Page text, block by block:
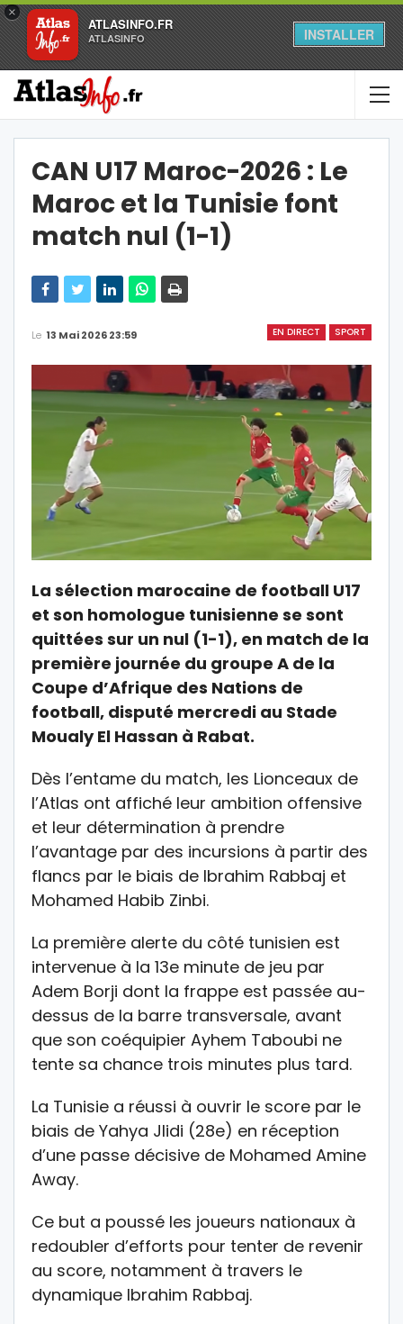
×
ATLASINFO.FR
ATLASINFO INSTALLER
CAN U17 Maroc-2026 : Le
Maroc et la Tunisie font
match nul (1-1)
EN DIRECT SPORT
Le 13 Mai 2026 23:59
La sélection marocaine de football U17
et son homologue tunisienne se sont
quittées sur un nul (1-1), en match de la
première journée du groupe A de la
Coupe d’Afrique des Nations de
football, disputé mercredi au Stade
Moualy El Hassan à Rabat.
Dès l’entame du match, les Lionceaux de
l’Atlas ont affiché leur ambition offensive
et leur détermination à prendre
l’avantage par des incursions à partir des
flancs par le biais de Ibrahim Rabbaj et
Mohamed Habib Zinbi.
La première alerte du côté tunisien est
intervenue à la 13e minute de jeu par
Adem Borji dont la frappe est passée au-
dessus de la barre transversale, avant
que son coéquipier Ayhem Taboubi ne
tente sa chance trois minutes plus tard.
La Tunisie a réussi à ouvrir le score par le
biais de Yahya Jlidi (28e) en réception
d’une passe décisive de Mohamed Amine
Away.
Ce but a poussé les joueurs nationaux à
redoubler d’efforts pour tenter de revenir
au score, notamment à travers le
dynamique Ibrahim Rabbaj.